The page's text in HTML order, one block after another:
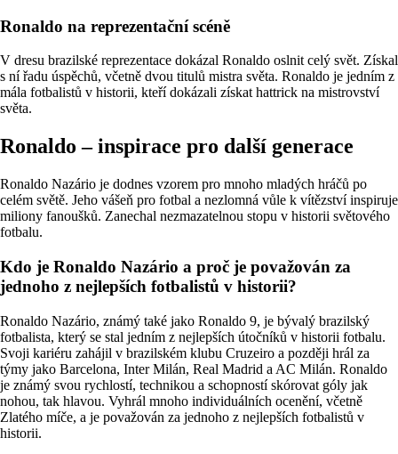
Ronaldo na reprezentační scéně
V dresu brazilské reprezentace dokázal Ronaldo oslnit celý svět. Získal
s ní řadu úspěchů, včetně dvou titulů mistra světa. Ronaldo je jedním z
mála fotbalistů v historii, kteří dokázali získat hattrick na mistrovství
světa.
Ronaldo – inspirace pro další generace
Ronaldo Nazário je dodnes vzorem pro mnoho mladých hráčů po
celém světě. Jeho vášeň pro fotbal a nezlomná vůle k vítězství inspiruje
miliony fanoušků. Zanechal nezmazatelnou stopu v historii světového
fotbalu.
Kdo je Ronaldo Nazário a proč je považován za
jednoho z nejlepších fotbalistů v historii?
Ronaldo Nazário, známý také jako Ronaldo 9, je bývalý brazilský
fotbalista, který se stal jedním z nejlepších útočníků v historii fotbalu.
Svoji kariéru zahájil v brazilském klubu Cruzeiro a později hrál za
týmy jako Barcelona, Inter Milán, Real Madrid a AC Milán. Ronaldo
je známý svou rychlostí, technikou a schopností skórovat góly jak
nohou, tak hlavou. Vyhrál mnoho individuálních ocenění, včetně
Zlatého míče, a je považován za jednoho z nejlepších fotbalistů v
historii.